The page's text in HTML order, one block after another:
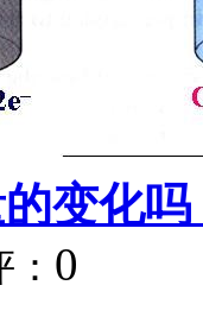
变化吗
0